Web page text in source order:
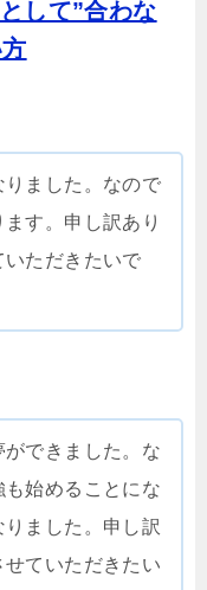
して”合わな
ました。なので
す。申し訳あり
いただきたいで
できました。な
始めることにな
ました。申し訳
ていただきたい